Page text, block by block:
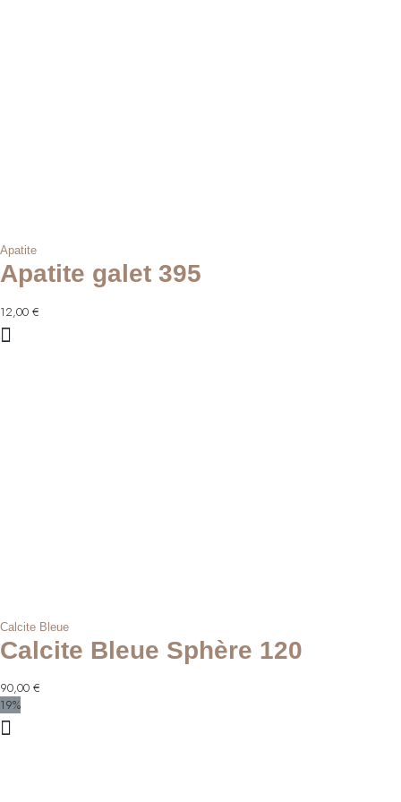
Apatite
Apatite galet 395
12,00 €
Calcite Bleue
Calcite Bleue Sphère 120
90,00 €
19%